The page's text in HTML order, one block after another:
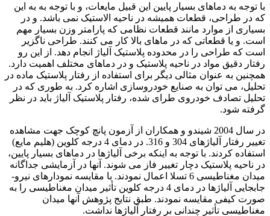
با توجه به دماهای بسیار پایین این قبیل مایعات، و با توجه به به این
که در طراحی، قطعات همیشه در ناحیه الاستیک نمی باشد. و در
بسیاری از موارد مانند قطعات نظامی که پارامتر وزن بسیار مهم
است. و یا قطعاتی که در ماهای بالا کار می کنند. طراحی ناگزیر
است که طراحی را در محدوده پلاستیک آلیاژ انجام دهد. از این رو
رفتار دقیق مواد در ناحیه پلاستیک و در دماهای مختلف اهمیت دارد.
همچنین به عنوان مثالی دیگر برای استفاده از رفتار پلاستیک ماده در
تحلیل، می توان به صنایع خودروسازی اشاره کرد. به طوری که در
تحلیل تصادف خودروی طرای شده، رفتار پلاستیک آلیاژ باید در نظر
گرفته شود.
در سال 2004 شیندو و همکاران از آزمون پانچ کوچک جهت مشاهده
تغییر رفتار آلیاژهای 304 و 316. در دمای 4 درجه کلوین (هلیم مایع)
استفاده کردند. با توجه به اینکه برخی آلیاژها در دماهای بسیار پایین،
در ناحیه پلاستیک دچار تغییر فاز می شوند. آنها در آزمایشی جداگانه
میدان مغناطیسی 6 تسلا اعمال نمودند. با مقایسه نمودارهای نیرو-
جابجایی آلیاژها در دمای 4 درجه کلوین تأثیر میدان مغناطیسی را به
صورت کیفی مقایسه نمودند. طبق نتایج پژوهش آنها میدان
مغناطیسی تأثیر چندانی بر رفتار آلیاژها نداشت.